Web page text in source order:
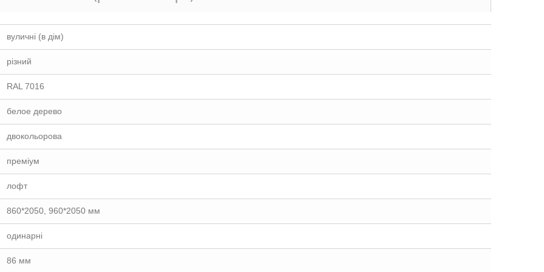
вуличні (в дім)
різний
RAL 7016
белое дерево
двокольорова
преміум
лофт
860*2050, 960*2050 мм
одинарні
86 мм